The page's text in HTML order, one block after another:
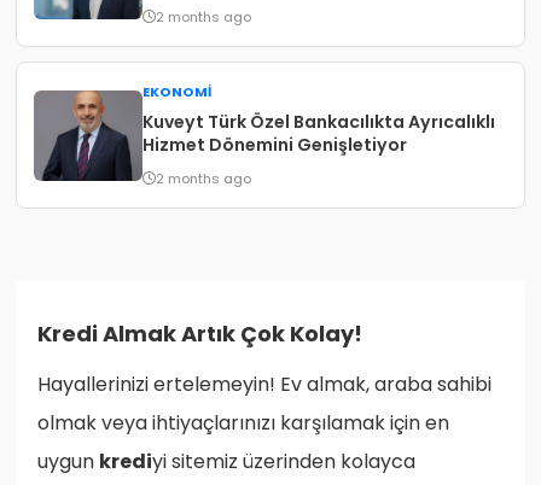
2 months ago
EKONOMI
Kuveyt Türk Özel Bankacılıkta Ayrıcalıklı
Hizmet Dönemini Genişletiyor
2 months ago
KrediAlmak Artık Çok Kolay!
Hayallerinizi ertelemeyin! Ev almak, araba sahibi
olmak veya ihtiyaçlarınızı karşılamak için en
uygun krediyi sitemiz üzerinden kolayca